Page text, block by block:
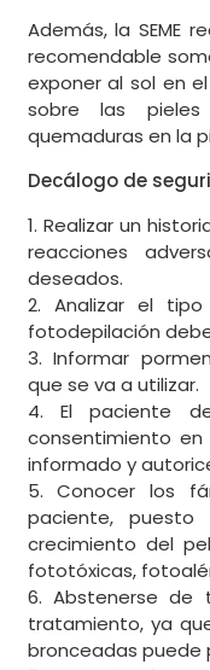
Además, la SEME
recomendable
exponer al sol en
sobre las pieles
quemaduras en la
Decálogo de
1. Realizar un
reacciones
deseados.
2. Analizar el
fotodepilación
3. Informar
que se va a utilizar.
4. El paciente
consentimiento
informado y
5. Conocer los
paciente, puesto
crecimiento del
fototóxicas,
6. Abstenerse
tratamiento, ya
bronceadas puede